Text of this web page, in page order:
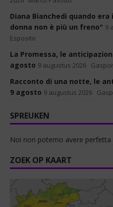
Diana Bianchedi quando
donna non è più un freno" 9
Esposito
La Promessa, le
agosto 9 augustus 2026
Racconto di una notte, le
9 agosto 9 augustus 2026
SPREUKEN
Noi non potemo avere perfetta
ZOEK OP KAART